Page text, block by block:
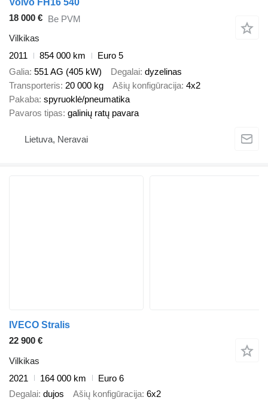
Volvo FH16 540
18 000 € Be PVM
Vilkikas
2011
854 000 km
Euro 5
Galia 551 AG (405 kW) Degalai dyzelinas
Transporteris 20 000 kg Ašių konfigūracija 4x2
Pakaba spyruoklė/pneumatika
Pavaros tipas galinių ratų pavara
Lietuva, Neravai
IVECO Stralis
22 900 €
Vilkikas
2021
164 000 km
Euro 6
Degalai dujos Ašių konfigūracija 6x2